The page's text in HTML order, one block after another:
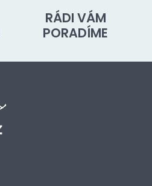
RÁDI VÁM
PORADÍME